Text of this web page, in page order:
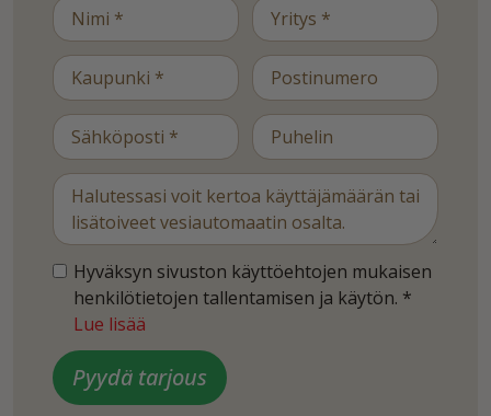
Hyväksyn sivuston käyttöehtojen mukaisen
henkilötietojen tallentamisen ja käytön. *
Lue lisää